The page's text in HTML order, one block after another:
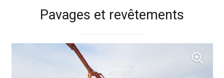
Pavages et revêtements